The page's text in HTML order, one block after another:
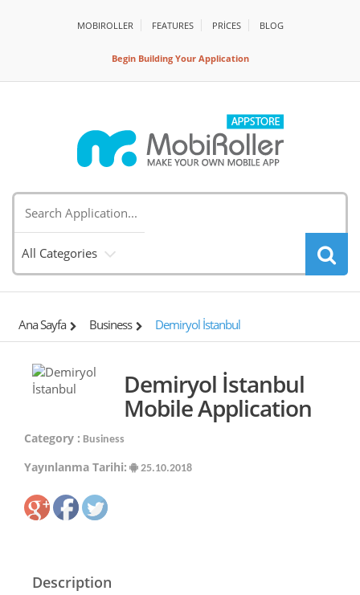
MOBIROLLER FEATURES PRİCES BLOG
Begin Building Your Application
All Categories
Ana Sayfa Business Demiryol İstanbul
Demiryol İstanbul
Mobile Application
Category : Business
Yayınlanma Tarihi: 25.10.2018
Description